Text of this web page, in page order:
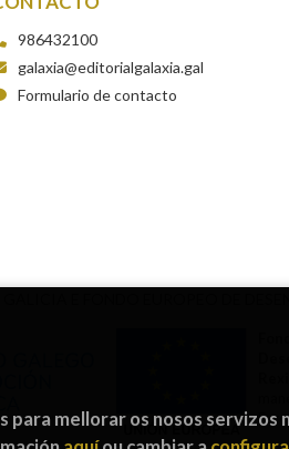
986432100
galaxia@editorialgalaxia.gal
Formulario de contacto
mellorar os nosos servizos